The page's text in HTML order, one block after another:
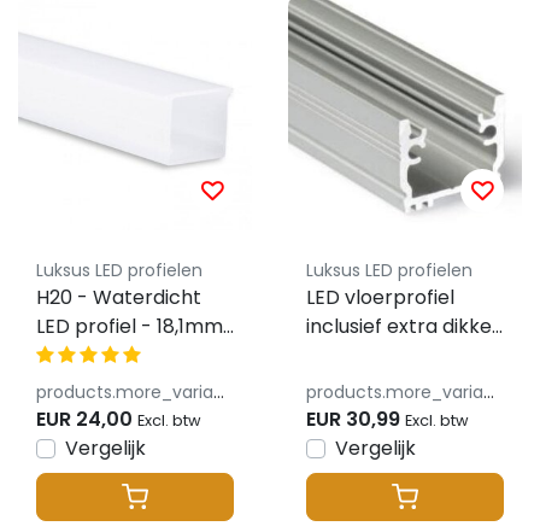
Luksus LED profielen
H20 - Waterdicht
LED profiel - 18,1mm
x 19,2mm (los profiel
+ koelprofiel)
products.more_variants_available
EUR 24,00 Excl. btw
Vergelijk
Luksus LED profielen
LED vloerprofiel
inclusief extra dikke
mm x 13,70 mm –
VLOER12
products.more_variants_available
EUR 30,99 Excl. btw
Vergelijk